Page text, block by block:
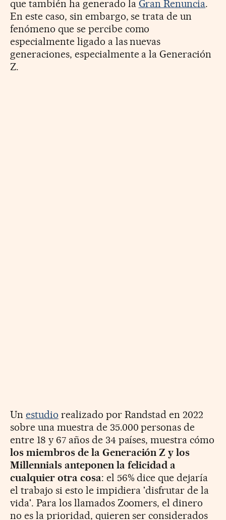
que también ha generado la Gran Renuncia.
En este caso, sin embargo, se trata de un
fenómeno que se percibe como
especialmente ligado a las nuevas
generaciones, especialmente a la Generación
Z.
Un estudio realizado por Randstad en 2022
sobre una muestra de 35.000 personas de
entre 18 y 67 años de 34 países, muestra cómo
los miembros de la Generación Z y los
Millennials anteponen la felicidad a
cualquier otra cosa: el 56% dice que dejaría
el trabajo si esto le impidiera 'disfrutar de la
vida'. Para los llamados Zoomers, el dinero
no es la prioridad, quieren ser considerados